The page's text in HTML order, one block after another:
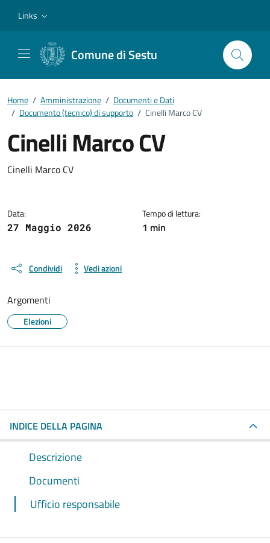
Links
Comune di Sestu
Home / Amministrazione / Documenti e Dati
/ Documento (tecnico) di supporto / Cinelli Marco CV
Cinelli Marco CV
Dettagli del documento
Cinelli Marco CV
Data:
27 Maggio 2026
Tempo di lettura:
1 min
Condividi Vedi azioni
Argomenti
Elezioni
INDICE DELLA PAGINA
Descrizione
Documenti
Ufficio responsabile